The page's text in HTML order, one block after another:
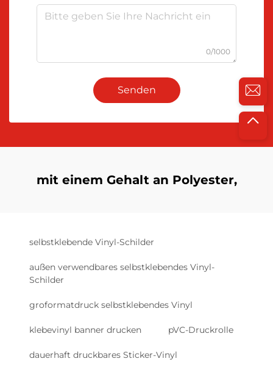
0/1000
Senden
mit einem Gehalt an Polyester,
selbstklebende Vinyl-Schilder
außen verwendbares selbstklebendes Vinyl-
Schilder
groformatdruck selbstklebendes Vinyl
klebevinyl banner drucken pVC-Druckrolle
dauerhaft druckbares Sticker-Vinyl